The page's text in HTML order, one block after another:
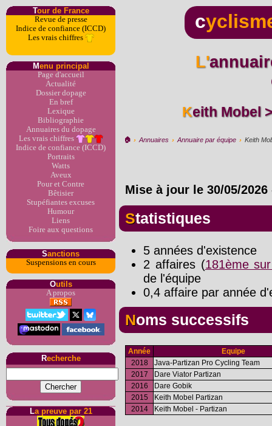
Tour de France
Revue de presse
Indice de confiance (ICCD)
Les vrais chiffres
Menu principal
Page d'accueil
Actualité
Dossier dopage
En bref
Lexique
Bibliographie
Annuaires du dopage
Les vrais chiffres
Indice de confiance (ICCD)
Portraits
Watts
Aveux
Pour et Contre
Bêtisier
Stupéfiantes excuses
Humour
Liens
Foire aux questions
Sanctions
Suspensions en cours
Outils
A propos
Recherche
La preuve par 21
c
L'annuaire du dopage par
Keith Mobel
🏠︎ › Annuaires › Annuaire par équipe › Keith
Mise à jour le 30/05/2026
Statistiques
5 années d'existence
2 affaires (181ème
de l'équipe
0,4 affaire par année
Noms successifs
Année
Equipe
2018
Java-Partizan Pro Cycling Team
2017
Dare Viator Partizan
2016
Dare Gobik
2015
Keith Mobel Partizan
2014
Keith Mobel - Partizan